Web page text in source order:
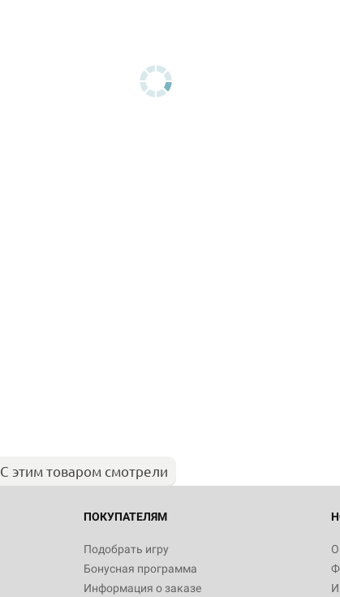
С этим товаром смотрели
ПОКУПАТЕЛЯМ
Подобрать игру
Бонусная программа
Информация о заказе